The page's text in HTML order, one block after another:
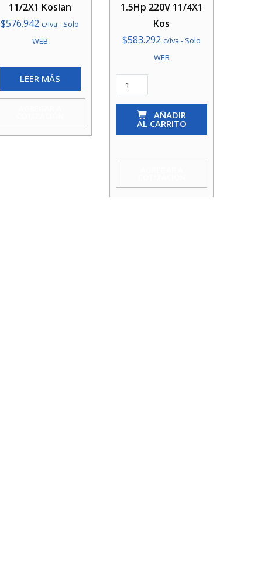
11/2X1 Koslan
$576.942 c/iva - Solo
WEB
LEER MÁS
1.5Hp 220V 11/4X1
Kos
$583.292 c/iva - Solo
WEB
Bomba
Ped.2Cpm
25/140H(25/14B)
11/4X1
cantidad
AÑADIR
AL CARRITO